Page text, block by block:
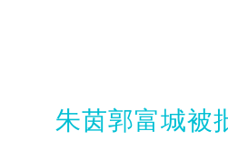
朱茵郭富城被